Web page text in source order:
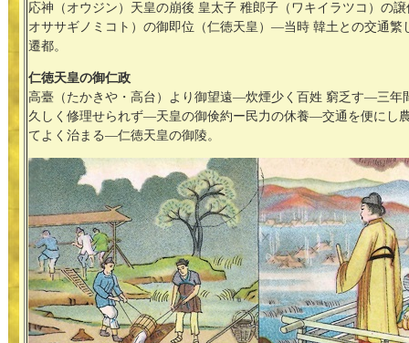
応神（オウジン）天皇の崩後 皇太子 稚郎子（ワキイラツコ）の
オササギノミコト）の御即位（仁徳天皇）―当時 韓土との交通
遷都。
仁徳天皇の御仁政
高臺（たかきや・高台）より御望遠―炊煙少く百姓 窮乏す―三
久しく修理せられず―天皇の御倹約ー民力の休養―交通を便にし
てよく治まる―仁徳天皇の御陵。